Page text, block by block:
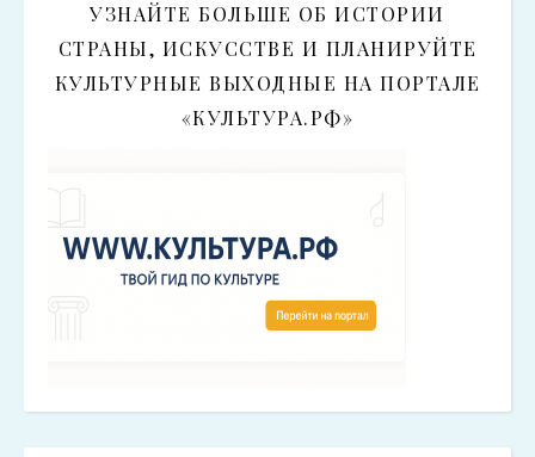
УЗНАЙТЕ БОЛЬШЕ ОБ ИСТОРИИ
СТРАНЫ, ИСКУССТВЕ И ПЛАНИРУЙТЕ
КУЛЬТУРНЫЕ ВЫХОДНЫЕ НА ПОРТАЛЕ
«КУЛЬТУРА.РФ»